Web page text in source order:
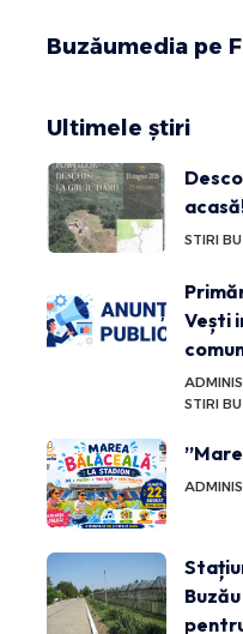
Buzăumedia pe
Ultimele știri
STIRI
Vești
STIRI